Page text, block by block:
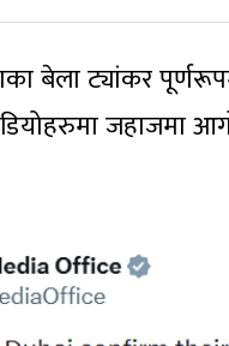
बेला ट्यांकर
जहाजमा